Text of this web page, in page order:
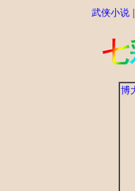
武侠小说
博